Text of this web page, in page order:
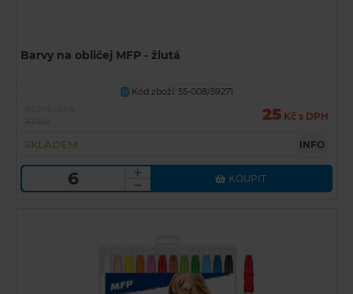
Barvy na obličej MFP - žlutá
U Kód zboží: 55-008/59271
25 Kč s DPH
SKLADEM INFO
KOUPIT